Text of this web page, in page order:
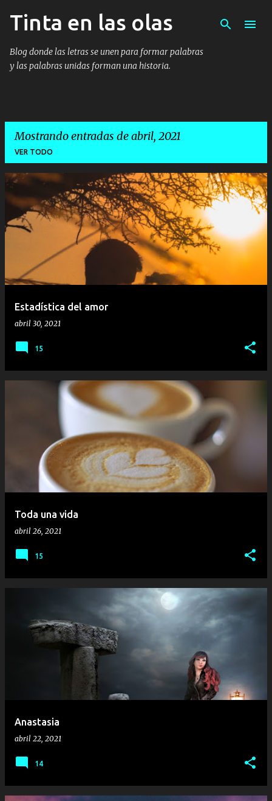
Ir al contenido principal
Tinta en las olas
Blog donde las letras se unen para formar palabras
y las palabras unidas forman una historia.
Mostrando entradas de abril, 2021
VER TODO
E
t
d
Estadística del amor
abril 30, 2021
15
Toda una vida
abril 26, 2021
15
Anastasia
abril 22, 2021
14